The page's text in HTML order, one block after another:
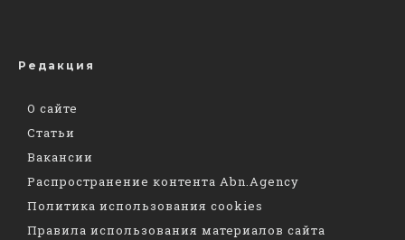
Редакция
О сайте
Статьи
Вакансии
Распространение контента Abn.Agency
Политика использования cookies
Правила использования материалов сайта